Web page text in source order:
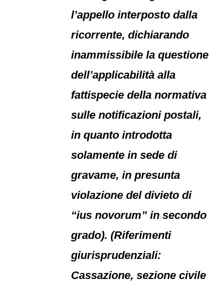
l’appello interposto dalla
ricorrente, dichiarando
inammissibile la questione
dell’applicabilità alla
fattispecie della normativa
sulle notificazioni postali,
in quanto introdotta
solamente in sede di
gravame, in presunta
violazione del divieto di
“ius novorum” in secondo
grado). (Riferimenti
giurisprudenziali:
Cassazione, sezione civile